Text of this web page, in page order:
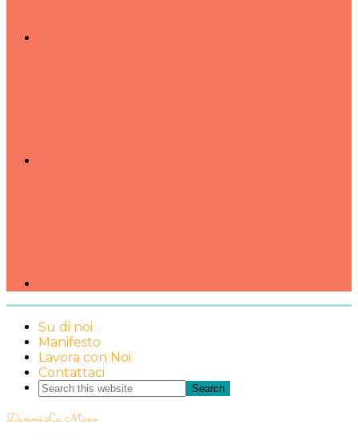
Su di noi
Manifesto
Lavora con Noi
Contattaci
Dammi La Mano